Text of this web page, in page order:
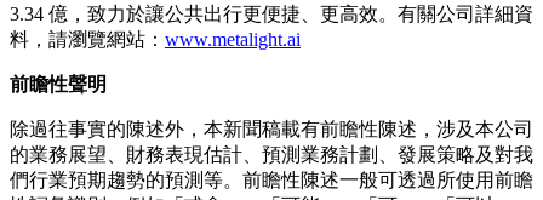
3.34 億，致力於讓公共出行更便捷、更高效。有關公司詳細資
料，請瀏覽網站： www.metalight.ai
前瞻性聲明
除過往事實的陳述外，本新聞稿載有前瞻性陳述，涉及本公司
的業務展望、財務表現估計、預測業務計劃、發展策略及對我
們行業預期趨勢的預測等。前瞻性陳述一般可透過所使用前瞻